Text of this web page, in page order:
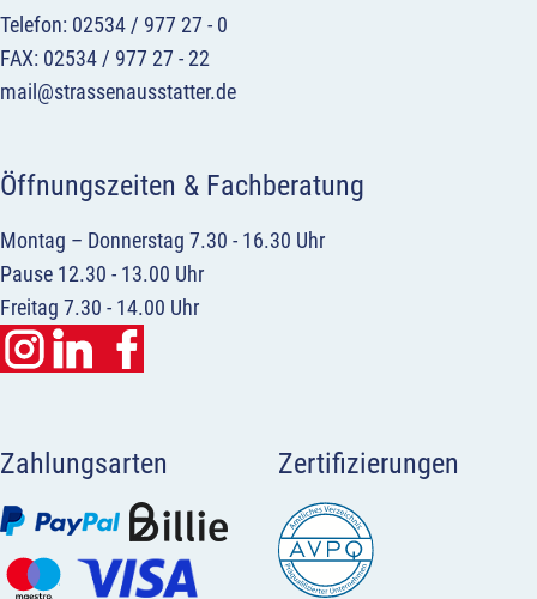
Telefon: 02534 / 977 27 - 0
FAX: 02534 / 977 27 - 22
mail@strassenausstatter.de
Öffnungszeiten & Fachberatung
Montag – Donnerstag 7.30 - 16.30 Uhr
Pause 12.30 - 13.00 Uhr
Freitag 7.30 - 14.00 Uhr
Zahlungsarten Zertifizierungen